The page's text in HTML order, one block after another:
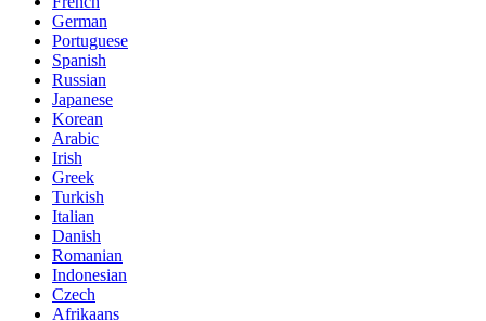
German
Portuguese
Spanish
Russian
Japanese
Korean
Arabic
Irish
Greek
Turkish
Italian
Danish
Romanian
Indonesian
Czech
Afrikaans